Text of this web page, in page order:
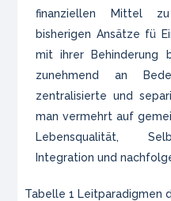
finanziellen Mittel
bisherigen Ansätze fü
mit ihrer Behinderung
zunehmend an
zentralisierte und
man vermehrt auf
Lebensqualität,
Integration und
Tabelle 1 Leitparadigmen